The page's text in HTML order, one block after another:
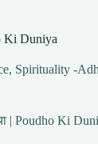
Ki Duniya
, Spirituality -
| Poudho Ki